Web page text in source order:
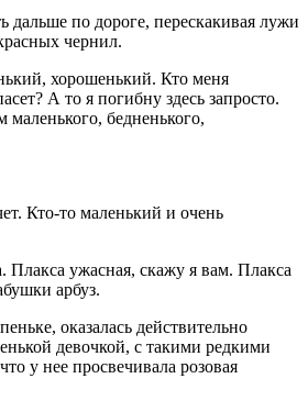
дальше по дороге, перескакивая лужи
чернил.
хорошенький. Кто меня
А то я погибну здесь запросто.
маленького, бедненького,
Кто-то маленький и очень
ужасная, скажу я вам. Плакса
арбуз.
оказалась действительно
девочкой, с такими редкими
у нее просвечивала розовая